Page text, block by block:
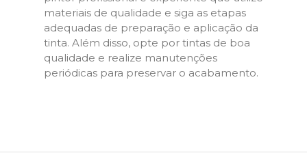
materiais de qualidade e siga as etapas
adequadas de preparação e aplicação da
tinta. Além disso, opte por tintas de boa
qualidade e realize manutenções
periódicas para preservar o acabamento.